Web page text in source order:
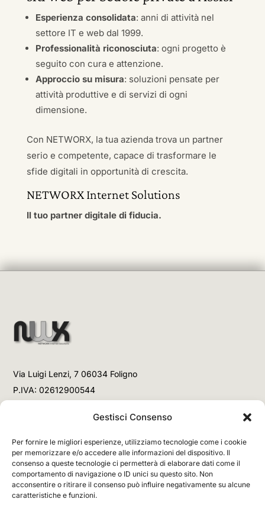
Gestisci Consenso
Per fornire le migliori esperienze, utilizziamo tecnologie come i cookie
per memorizzare e/o accedere alle informazioni del dispositivo. Il
consenso a queste tecnologie ci permetterà di elaborare dati come il
comportamento di navigazione o ID unici su questo sito. Non
acconsentire o ritirare il consenso può influire negativamente su alcune
caratteristiche e funzioni.
Esperienza consolidata: anni di attività nel
settore IT e web dal 1999.
Professionalità riconosciuta: ogni progetto è
seguito con cura e attenzione.
Approccio su misura: soluzioni pensate per
attività produttive e di servizi di ogni
dimensione.
Con NETWORX, la tua azienda trova un partner
serio e competente, capace di trasformare le
sfide digitali in opportunità di crescita.
NETWORX Internet Solutions
Il tuo partner digitale di fiducia.
Via Luigi Lenzi, 7 06034 Foligno
P.IVA: 02612900544
+39 3477853708 (Chiamata)
Email
info@networx.it